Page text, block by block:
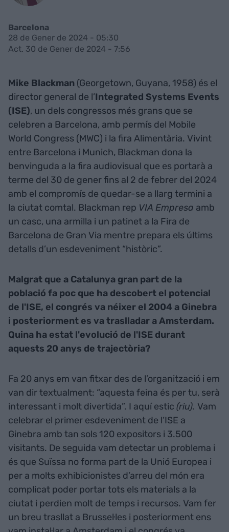
Barcelona
28 de Gener de 2024 - 05:30
Act. 30 de Gener de 2024 - 7:56
Mike Blackman (Georgetown, Guyana, 1958) és el
director general de l’Integrated Systems Events
(ISE), un dels congressos més grans que se
celebren a Barcelona, amb permís del Mobile
World Congress (MWC) i la fira Alimentària. Vivint
entre Barcelona i Munich, Blackman dona la
benvinguda a la fira audiovisual que es portarà a
terme del 30 de gener fins al 2 de febrer del 2024
amb el compromís de quedar-se a llarg termini a
la ciutat comtal. Blackman rep VIA Empresa amb
un casc, una armilla i un patinet a la Fira de
Barcelona de Gran Via mentre prepara els últims
detalls d’un esdeveniment “històric”.
Malgrat que a Catalunya gran part de la
població fa poc que ha descobert el potencial
de l'ISE, el congrés va néixer el 2004 a Ginebra
i posteriorment es va traslladar a Amsterdam.
Quina ha estat l'evolució de l'ISE durant
aquests 20 anys de trajectòria?
Fa 20 anys em van fitxar des de l’organització i em
van dir textualment: “aquesta feina és per tu, serà
interessant i molt divertida”. I aquí estic (riu). Vam
celebrar el primer esdeveniment de l’ISE a
Ginebra amb tan sols 120 expositors i 3.500
visitants. De seguida vam detectar un problema i
és que Suïssa no forma part de la Unió Europea i
per a molts exhibicionistes d’arreu del món era
complicat poder portar tots els materials a la
ciutat i perdien molt de temps i recursos. Vam fer
un breu trasllat a Brussel·les i posteriorment ens